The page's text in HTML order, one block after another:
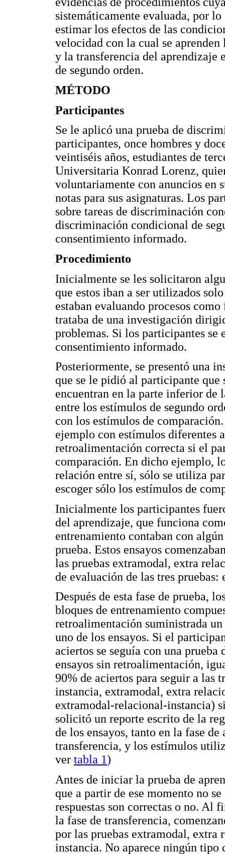
sistemáticamente evaluada, por
estimar los efectos de las
velocidad con la cual se
y la transferencia del aprendizaje
de segundo orden.
MÉTODO
Participantes
Se le aplicó una prueba de
participantes, once hombres y
veintiséis años, estudiantes de
Universitaria Konrad Lorenz,
voluntariamente con anuncios en
notas para sus asignaturas. Los
sobre tareas de discriminación
discriminación condicional de
consentimiento informado.
Procedimiento
Inicialmente se les solicitaron
que estos iban a ser utilizados
estaban evaluando procesos
trataba de una investigación
problemas. Si los participantes se
consentimiento informado.
Posteriormente, se presentó una
que se le pidió al participante que
encuentran en la parte inferior
entre los estímulos de segundo
con los estímulos de
ejemplo con estímulos diferentes
retroalimentación correcta si el
comparación. En dicho ejemplo,
relación entre sí, sólo se utiliza
escoger sólo los estímulos de
Inicialmente los participantes
del aprendizaje, que funciona
entrenamiento contaban con
prueba. Estos ensayos
las pruebas extramodal, extra
de evaluación de las tres
Después de esta fase de prueba,
bloques de entrenamiento
retroalimentación suministrada un
uno de los ensayos. Si el
aciertos se seguía con una
ensayos sin retroalimentación,
90% de aciertos para seguir a las
instancia, extramodal, extra
extramodal-relacional-instancia)
solicitó un reporte escrito de la
de los ensayos, tanto en la fase
transferencia, y los estímulos
ver tabla 1)
Antes de iniciar la prueba de
que a partir de ese momento no
respuestas son correctas o no. Al
la fase de transferencia,
por las pruebas extramodal,
instancia. No aparece ningún tipo